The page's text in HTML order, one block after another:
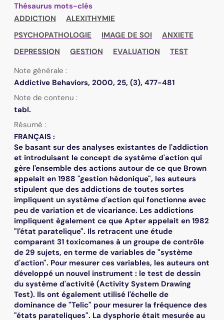
Thésaurus mots-clés
ADDICTION
ALEXITHYMIE
PSYCHOPATHOLOGIE
IMAGE DE SOI
ANXIETE
DEPRESSION
GESTION EVALUATION
TEST
Note générale :
Addictive Behaviors, 2000, 25, (3), 477-481
Note de contenu :
tabl.
Résumé :
FRANÇAIS :
Se basant sur des analyses existantes de l'addiction
et introduisant le concept de système d'action qui
gère l'ensemble des actions autour de ce que Brown
appelait en 1988 "gestion hédonique", les auteurs
stipulent que des addictions de toutes sortes
impliquent un système d'action qui fonctionne avec
peu de variation et de vicariance. Les addictions
impliquent également ce que Apter appelait en 1982
"l'état paratelique". Ils retracent une étude
comparant 31 toxicomanes à un groupe de contrôle
de 29 sujets, en terme de variables de "système
d'action". Pour mesurer ces variables, les auteurs ont
développé un nouvel instrument : le test de dessin
du système d'activité (Activity System Drawing
Test). Ils ont également utilisé l'échelle de
dominance de "Telic" pour mesurer la fréquence des
"états parateliques". La dysphorie était mesurée au